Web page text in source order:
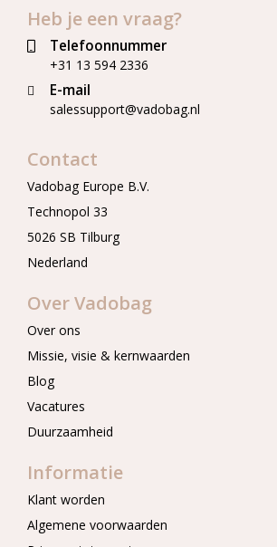
Heb je een vraag?
Telefoonnummer
+31 13 594 2336
E-mail
salessupport@vadobag.nl
Contact
Vadobag Europe B.V.
Technopol 33
5026 SB Tilburg
Nederland
Over Vadobag
Over ons
Missie, visie & kernwaarden
Blog
Vacatures
Duurzaamheid
Informatie
Klant worden
Algemene voorwaarden